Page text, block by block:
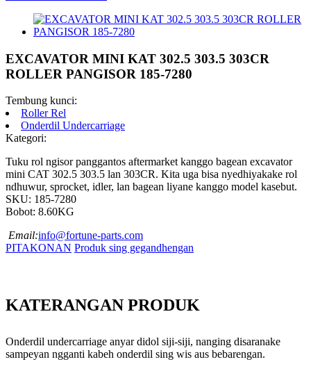
EXCAVATOR MINI KAT 302.5 303.5 303CR
ROLLER PANGISOR 185-7280
Tembung kunci:
Roller Rel
Onderdil Undercarriage
Kategori:
Tuku rol ngisor panggantos aftermarket kanggo bagean excavator
mini CAT 302.5 303.5 lan 303CR. Kita uga bisa nyedhiyakake rol
ndhuwur, sprocket, idler, lan bagean liyane kanggo model kasebut.
SKU: 185-7280
Bobot: 8.60KG
Email:info@fortune-parts.com
PITAKONAN Produk sing gegandhengan
KATERANGAN PRODUK
Onderdil undercarriage anyar didol siji-siji, nanging disaranake
sampeyan ngganti kabeh onderdil sing wis aus bebarengan.